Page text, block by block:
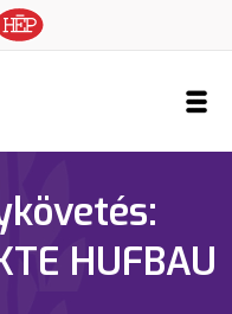
HUFBAU